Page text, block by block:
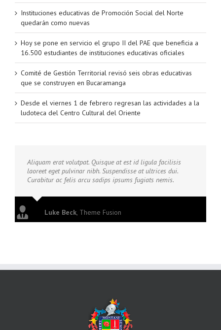
Instituciones educativas de Promoción Social del Norte
quedarán como nuevas
Hoy se pone en servicio el grupo II del PAE que beneficia a
16.500 estudiantes de instituciones educativas oficiales
Comité de Gestión Territorial revisó seis obras educativas
que se construyen en Bucaramanga
Desde el viernes 1 de febrero regresan las actividades a la
ludoteca del Centro Cultural del Oriente
Aliquam erat volutpat. Quisque at est id ligula facilisis
laoreet eget pulvinar nibh. Suspendisse at ultrices dui.
Curabitur ac felis arcu sadips ipsums fugiats nemis.
Luke Beck, Theme Fusion